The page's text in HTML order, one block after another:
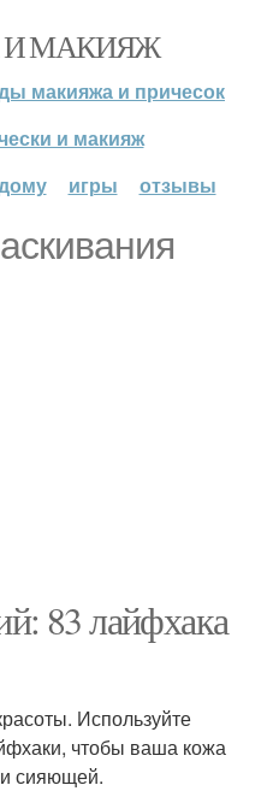
И МАКИЯЖ
макияжа и причесок
и макияж
игры отзывы
83 лайфхака
Используйте
чтобы ваша кожа
и сияющей.